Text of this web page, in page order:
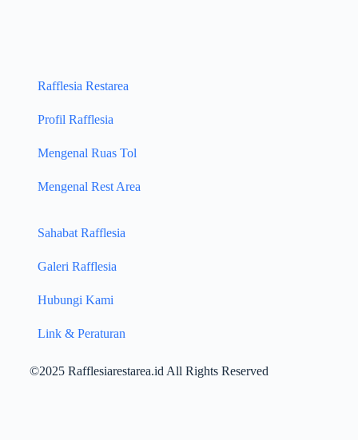
Rafflesia Restarea
Profil Rafflesia
Mengenal Ruas Tol
Mengenal Rest Area
Sahabat Rafflesia
Galeri Rafflesia
Hubungi Kami
Link & Peraturan
©2025 Rafflesiarestarea.id All Rights Reserved